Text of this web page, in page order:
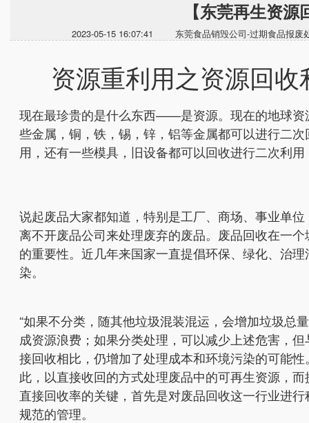
【东莞再生资
2023-05-15 16:07:41 东莞食品销毁公司-过期食品报
资源重利用之资源回
现在最珍贵的是什么东西——是资源。现在的地球资
些金属，铜，铁，锡，锌，铝等金属都可以进行二
用，还有一些模具，旧设备都可以回收进行二次利
说起废品大家都知道，特别是工厂、商场、事业单位
离不开废品公司来处理废弃的废品。废品回收在一个
的重要性。近几年来国家一直提倡环保、绿化、治理
染。
“如果不分类，随其他垃圾混装混运，会增加垃圾总
成资源浪费；如果分类处理，可以减少上述危害，但
接回收相比，仍增加了处理成本和环境污染的可能性
此，以直接收回的方式处理废品中的可再生资源，而
直接回收率的关键，首先是对废品回收这一行业进行
规范的管理。